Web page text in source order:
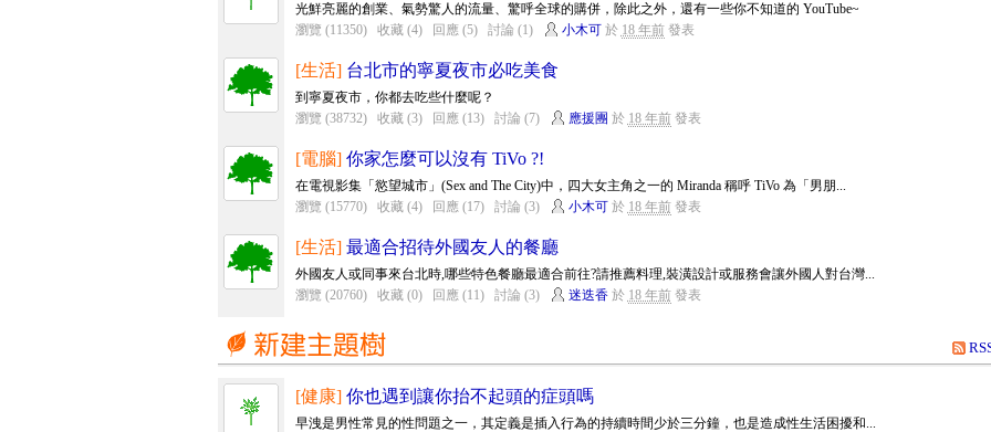
光鮮亮麗的創業、氣勢驚人的流量、驚呼全球的購併，除此之外，還有一些你不知道的 YouTube~
瀏覽 (11350)
收藏 (4) 回應 (5) 討論 (1) 小木可於 18 年前發表
[生活] 台北市的寧夏夜市必吃美食
到寧夏夜市，你都去吃些什麼呢？
瀏覽 (38732)
收藏 (3) 回應 (13) 討論 (7) 應援團 於 18 年前發表
[電腦] 你家怎麼可以沒有 TiVo ?!
在電視影集「慾望城市」(Sex and The City)中，四大女主角之一的 Miranda 稱呼 TiVo 為「男朋...
瀏覽 (15770)
收藏 (4) 回應 (17) 討論 (3) 小木可於 18 年前發表
[生活] 最適合招待外國友人的餐廳
外國友人或同事來台北時,哪些特色餐廳最適合前往?請推薦料理,裝潢設計或服務會讓外國人對台灣...
瀏覽 (20760)
收藏 (0) 回應 (11) 討論 (3) 迷迭香於 18 年前發表
[健康] 你也遇到讓你抬不起頭的症頭嗎
早洩是男性常見的性問題之一，其定義是插入行為的持續時間少於三分鐘，也是造成性生活困擾和...